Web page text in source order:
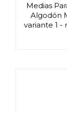
Medias
Algodón
variante 1 -